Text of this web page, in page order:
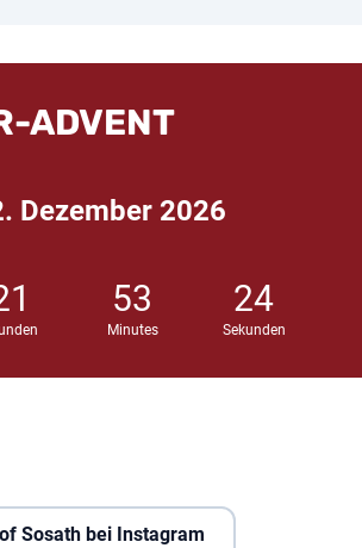
ADVENT
Dezember 2026
53
Minutes
23
Sekunden
Sosath bei Instagram